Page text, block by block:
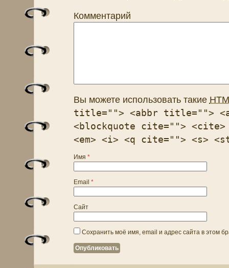
Комментарий
Вы можете использовать такие
title=""> <abbr title="">
<blockquote cite=""> <cite>
<em> <i> <q cite=""> <s>
Имя *
Email *
Сайт
Сохранить моё имя, email и адрес сайта в этом